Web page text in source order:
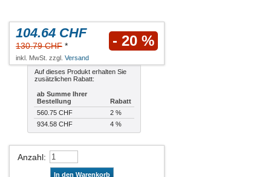
104.64 CHF
130.79 CHF * - 20 %
inkl. MwSt. zzgl. Versand
Auf dieses Produkt erhalten Sie
zusätzlichen Rabatt:
ab Summe Ihrer
Bestellung
Rabatt
560.75 CHF
2 %
934.58 CHF
4 %
Anzahl:
In den Warenkorb